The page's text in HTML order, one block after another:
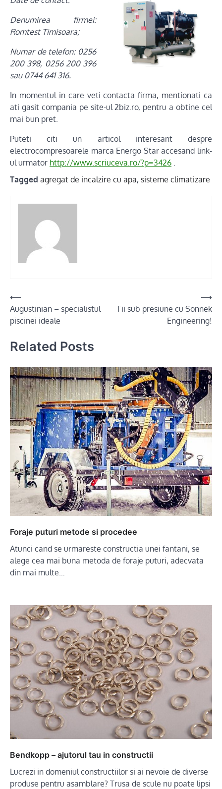
Denumirea firmei:
Romtest Timisoara;
Numar de telefon: 0256
200 398, 0256 200 396
sau 0744 641 316.
In momentul in care veti contacta firma, mentionati ca
ati gasit compania pe site-ul 2biz.ro, pentru a obtine cel
mai bun pret.
Puteti citi un articol interesant despre
electrocompresoarele marca Energo Star accesand link-
ul urmator http://www.scriuceva.ro/?p=3426
Tagged agregat de incalzire cu apa, sisteme climatizare
Post
navigation
⟵
Augustinian – specialistul
piscinei ideale
Fii sub presiune cu Sonnek
Engineering!
⟶
Related Posts
Foraje puturi metode si procedee
Atunci cand se urmareste constructia unei fantani, se
alege cea mai buna metoda de foraje puturi, adecvata
din mai multe…
Bendkopp – ajutorul tau in constructii
Lucrezi in domeniul constructiilor si ai nevoie de diverse
produse pentru asamblare? Trusa de scule nu poate lipsi